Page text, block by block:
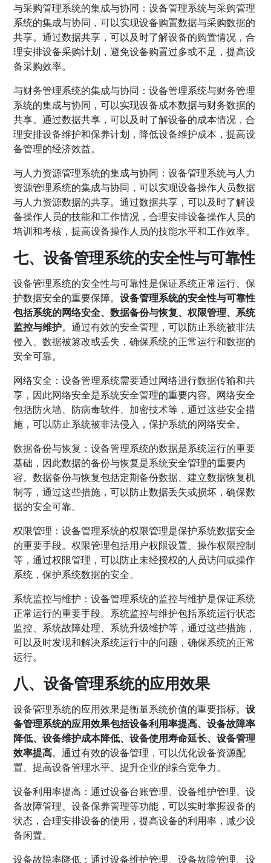
与采购管理系统的集成与协同：设备管理系统与采购管理
系统的集成与协同，可以实现设备购置数据与采购数据的
共享。通过数据共享，可以及时了解设备的购置情况，合
理安排设备采购计划，避免设备购置过多或不足，提高设
备采购效率。
与财务管理系统的集成与协同：设备管理系统与财务管理
系统的集成与协同，可以实现设备成本数据与财务数据的
共享。通过数据共享，可以及时了解设备的成本情况，合
理安排设备维护和保养计划，降低设备维护成本，提高设
备管理的经济效益。
与人力资源管理系统的集成与协同：设备管理系统与人力
资源管理系统的集成与协同，可以实现设备操作人员数据
与人力资源数据的共享。通过数据共享，可以及时了解设
备操作人员的技能和工作情况，合理安排设备操作人员的
培训和考核，提高设备操作人员的技能水平和工作效率。
七、设备管理系统的安全性与可靠性
设备管理系统的安全性与可靠性是保证系统正常运行、保
护数据安全的重要保障。设备管理系统的安全性与可靠性
包括系统的网络安全、数据备份与恢复、权限管理、系统
监控与维护。通过有效的安全管理，可以防止系统被非法
侵入、数据被篡改或丢失，确保系统的正常运行和数据的
安全可靠。
网络安全：设备管理系统需要通过网络进行数据传输和共
享，因此网络安全是系统安全管理的重要内容。网络安全
包括防火墙、防病毒软件、加密技术等，通过这些安全措
施，可以防止系统被非法侵入，保护系统的网络安全。
数据备份与恢复：设备管理系统的数据是系统运行的重要
基础，因此数据的备份与恢复是系统安全管理的重要内
容。数据备份与恢复包括定期备份数据、建立数据恢复机
制等，通过这些措施，可以防止数据丢失或损坏，确保数
据的安全可靠。
权限管理：设备管理系统的权限管理是保护系统数据安全
的重要手段。权限管理包括用户权限设置、操作权限控制
等，通过权限管理，可以防止未经授权的人员访问或操作
系统，保护系统数据的安全。
系统监控与维护：设备管理系统的监控与维护是保证系统
正常运行的重要手段。系统监控与维护包括系统运行状态
监控、系统故障处理、系统升级维护等，通过这些措施，
可以及时发现和解决系统运行中的问题，确保系统的正常
运行。
八、设备管理系统的应用效果
设备管理系统的应用效果是衡量系统价值的重要指标。设
备管理系统的应用效果包括设备利用率提高、设备故障率
降低、设备维护成本降低、设备使用寿命延长、设备管理
效率提高。通过有效的设备管理，可以优化设备资源配
置、提高设备管理水平、提升企业的综合竞争力。
设备利用率提高：通过设备台账管理、设备维护管理、设
备故障管理、设备保养管理等功能，可以实时掌握设备的
状态，合理安排设备的使用，提高设备的利用率，减少设
备闲置。
设备故障率降低：通过设备维护管理、设备故障管理、设